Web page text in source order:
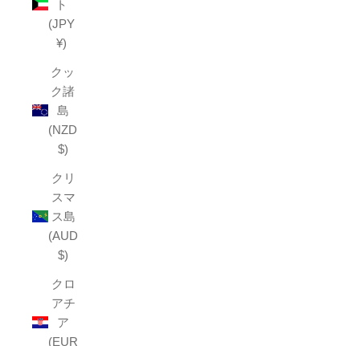
ト
(JPY
¥)
クッ
ク諸
島
(NZD
$)
クリ
スマ
ス島
(AUD
$)
クロ
アチ
ア
(EUR